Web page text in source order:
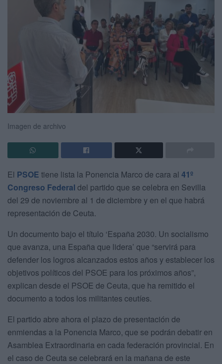
Imagen de archivo
El PSOE tiene lista la Ponencia Marco de cara al 41º
Congreso Federal del partido que se celebra en Sevilla
del 29 de noviembre al 1 de diciembre y en el que habrá
representación de Ceuta.
Un documento bajo el título ‘España 2030. Un socialismo
que avanza, una España que lidera’ que “servirá para
defender los logros alcanzados estos años y establecer los
objetivos políticos del PSOE para los próximos años”,
explican desde el PSOE de Ceuta, que ha remitido el
documento a todos los militantes ceutíes.
El partido abre ahora el plazo de presentación de
enmiendas a la Ponencia Marco, que se podrán debatir en
Asamblea Extraordinaria en cada federación provincial. En
el caso de Ceuta se celebrará en la mañana de este